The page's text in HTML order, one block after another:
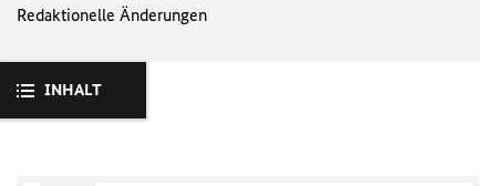
Redaktionelle Änderungen
INHALT